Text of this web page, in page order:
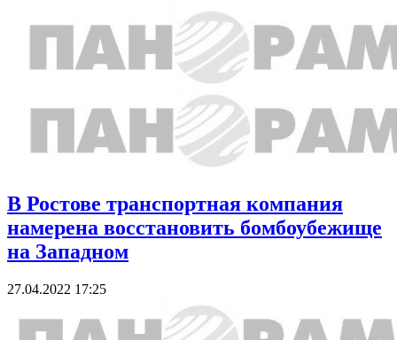
В Ростове транспортная компания
намерена восстановить бомбоубежище
на Западном
27.04.2022 17:25